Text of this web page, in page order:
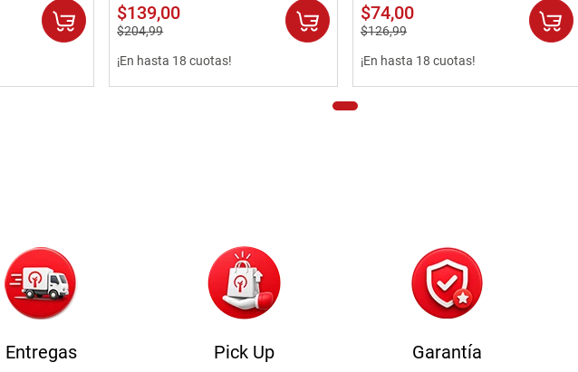
$139,00
$204,99
¡En hasta 18 cuotas!
$74,00
$126,99
¡En hasta 18 cuotas!
Entregas Pick Up Garantía